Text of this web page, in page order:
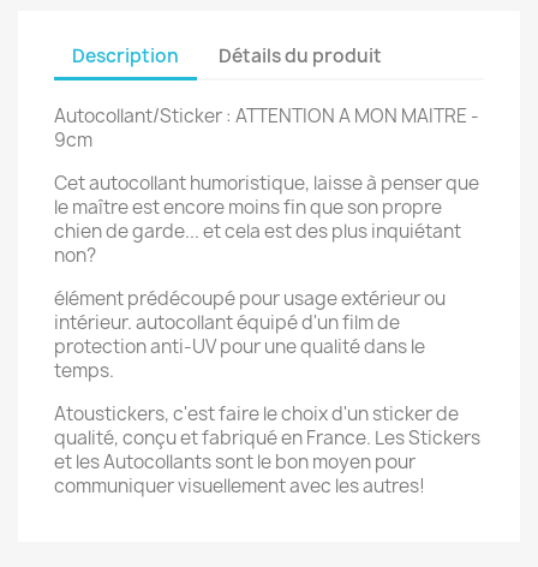
Description Détails du produit
Autocollant/Sticker : ATTENTION A MON MAITRE -
9cm
Cet autocollant humoristique, laisse à penser que
le maître est encore moins fin que son propre
chien de garde... et cela est des plus inquiétant
non?
élément prédécoupé pour usage extérieur ou
intérieur. autocollant équipé d'un film de
protection anti-UV pour une qualité dans le
temps.
Atoustickers, c'est faire le choix d'un sticker de
qualité, conçu et fabriqué en France. Les Stickers
et les Autocollants sont le bon moyen pour
communiquer visuellement avec les autres!